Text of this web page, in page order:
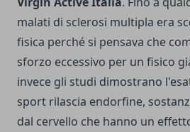
malati di sclerosi multipla era
fisica perché si pensava che
sforzo eccessivo per un fisico
invece gli studi dimostrano
sport rilascia endorfine,
dal cervello che hanno un